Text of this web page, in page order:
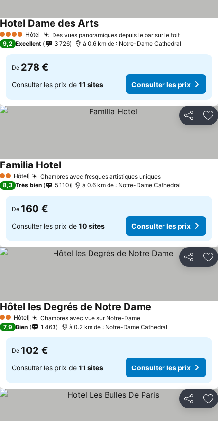
4 Étoiles Hôtel Des vues panoramiques depuis le bar sur le toit
Hotel Dame des Arts
9,2 Excellent 3 726 à 0.6 km de : Notre-Dame Cathedral
De 278 €
Consulter les prix de 11 sites Consulter les prix
Partager
2 Étoiles
Hôtel Chambres avec fresques artistiques uniques
Familia Hotel
8,3 Très bien 5 110 à 0.6 km de : Notre-Dame Cathedral
De 160 €
Consulter les prix de 10 sites Consulter les prix
Partager
2 Étoiles
Hôtel Chambres avec vue sur Notre-Dame
Hôtel les Degrés de Notre Dame
7,9 Bien 1 463 à 0.2 km de : Notre-Dame Cathedral
De 102 €
Consulter les prix de 11 sites Consulter les prix
Partager